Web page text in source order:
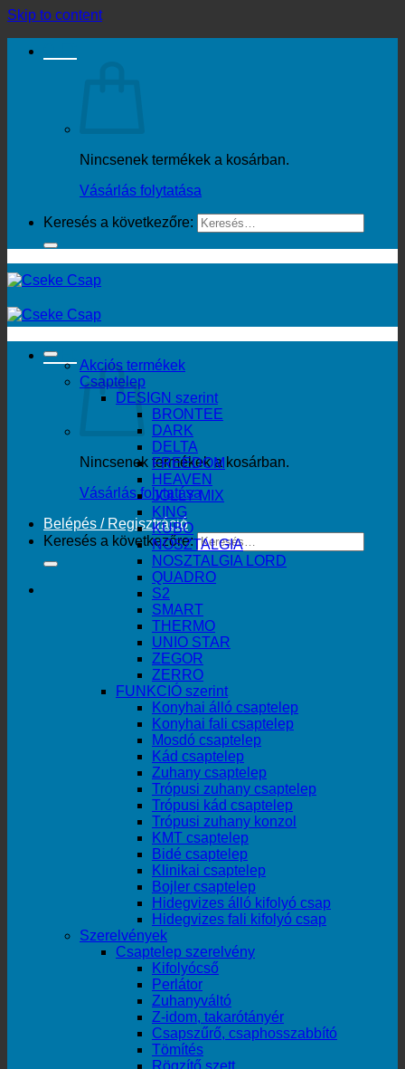
Skip to content
Nincsenek termékek a kosárban.
Vásárlás folytatása
Keresés a következőre:
0
Nincsenek termékek a kosárban.
Vásárlás folytatása
Belépés / Regisztráció
Keresés a következőre:
Akciós termékek
Csaptelep
DESIGN szerint
BRONTEE
DARK
DELTA
FREEDOM
HEAVEN
JOLLY MIX
KING
KUBO
NOSZTALGIA
NOSZTALGIA LORD
QUADRO
S2
SMART
THERMO
UNIO STAR
ZEGOR
ZERRO
FUNKCIÓ szerint
Konyhai álló csaptelep
Konyhai fali csaptelep
Mosdó csaptelep
Kád csaptelep
Zuhany csaptelep
Trópusi zuhany csaptelep
Trópusi kád csaptelep
Trópusi zuhany konzol
KMT csaptelep
Bidé csaptelep
Klinikai csaptelep
Bojler csaptelep
Hidegvizes álló kifolyó csap
Hidegvizes fali kifolyó csap
Szerelvények
Csaptelep szerelvény
Kifolyócső
Perlátor
Zuhanyváltó
Z-idom, takarótányér
Csapszűrő, csaphosszabbító
Tömítés
Rögzítő szett